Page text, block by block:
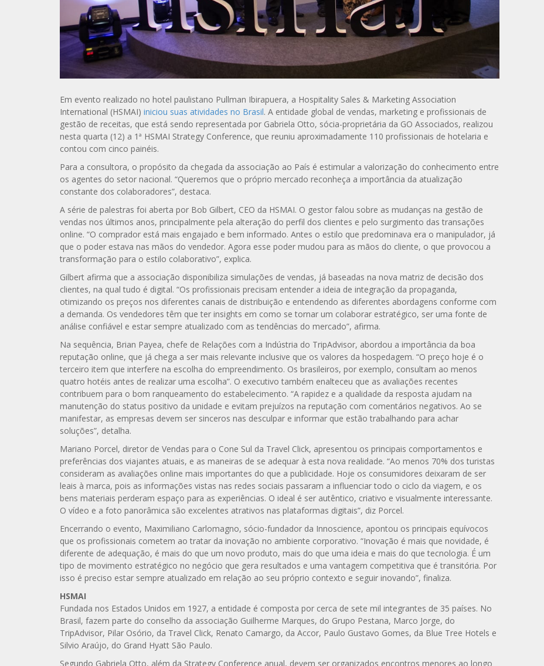
Em evento realizado no hotel paulistano Pullman Ibirapuera, a Hospitality Sales & Marketing Association
International (HSMAI) iniciou suas atividades no Brasil. A entidade global de vendas, marketing e profissionais de
gestão de receitas, que está sendo representada por Gabriela Otto, sócia-proprietária da GO Associados, realizou
nesta quarta (12) a 1ª HSMAI Strategy Conference, que reuniu aproximadamente 110 profissionais de hotelaria e
contou com cinco painéis.
Para a consultora, o propósito da chegada da associação ao País é estimular a valorização do conhecimento entre
os agentes do setor nacional. “Queremos que o próprio mercado reconheça a importância da atualização
constante dos colaboradores”, destaca.
A série de palestras foi aberta por Bob Gilbert, CEO da HSMAI. O gestor falou sobre as mudanças na gestão de
vendas nos últimos anos, principalmente pela alteração do perfil dos clientes e pelo surgimento das transações
online. “O comprador está mais engajado e bem informado. Antes o estilo que predominava era o manipulador, já
que o poder estava nas mãos do vendedor. Agora esse poder mudou para as mãos do cliente, o que provocou a
transformação para o estilo colaborativo”, explica.
Gilbert afirma que a associação disponibiliza simulações de vendas, já baseadas na nova matriz de decisão dos
clientes, na qual tudo é digital. “Os profissionais precisam entender a ideia de integração da propaganda,
otimizando os preços nos diferentes canais de distribuição e entendendo as diferentes abordagens conforme com
a demanda. Os vendedores têm que ter insights em como se tornar um colaborar estratégico, ser uma fonte de
análise confiável e estar sempre atualizado com as tendências do mercado”, afirma.
Na sequência, Brian Payea, chefe de Relações com a Indústria do TripAdvisor, abordou a importância da boa
reputação online, que já chega a ser mais relevante inclusive que os valores da hospedagem. “O preço hoje é o
terceiro item que interfere na escolha do empreendimento. Os brasileiros, por exemplo, consultam ao menos
quatro hotéis antes de realizar uma escolha”. O executivo também enalteceu que as avaliações recentes
contribuem para o bom ranqueamento do estabelecimento. “A rapidez e a qualidade da resposta ajudam na
manutenção do status positivo da unidade e evitam prejuízos na reputação com comentários negativos. Ao se
manifestar, as empresas devem ser sinceros nas desculpar e informar que estão trabalhando para achar
soluções”, detalha.
Mariano Porcel, diretor de Vendas para o Cone Sul da Travel Click, apresentou os principais comportamentos e
preferências dos viajantes atuais, e as maneiras de se adequar à esta nova realidade. “Ao menos 70% dos turistas
consideram as avaliações online mais importantes do que a publicidade. Hoje os consumidores deixaram de ser
leais à marca, pois as informações vistas nas redes sociais passaram a influenciar todo o ciclo da viagem, e os
bens materiais perderam espaço para as experiências. O ideal é ser autêntico, criativo e visualmente interessante.
O vídeo e a foto panorâmica são excelentes atrativos nas plataformas digitais”, diz Porcel.
Encerrando o evento, Maximiliano Carlomagno, sócio-fundador da Innoscience, apontou os principais equívocos
que os profissionais cometem ao tratar da inovação no ambiente corporativo. “Inovação é mais que novidade, é
diferente de adequação, é mais do que um novo produto, mais do que uma ideia e mais do que tecnologia. É um
tipo de movimento estratégico no negócio que gera resultados e uma vantagem competitiva que é transitória. Por
isso é preciso estar sempre atualizado em relação ao seu próprio contexto e seguir inovando”, finaliza.
HSMAI
Fundada nos Estados Unidos em 1927, a entidade é composta por cerca de sete mil integrantes de 35 países. No
Brasil, fazem parte do conselho da associação Guilherme Marques, do Grupo Pestana, Marco Jorge, do
TripAdvisor, Pilar Osório, da Travel Click, Renato Camargo, da Accor, Paulo Gustavo Gomes, da Blue Tree Hotels e
Silvio Araújo, do Grand Hyatt São Paulo.
Segundo Gabriela Otto, além da Strategy Conference anual, devem ser organizados encontros menores ao longo